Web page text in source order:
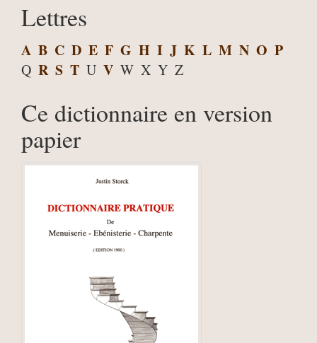
Lettres
A B C D E F G H I J K L M N O P
Q R S T U V W X Y Z
Ce dictionnaire en version
papier